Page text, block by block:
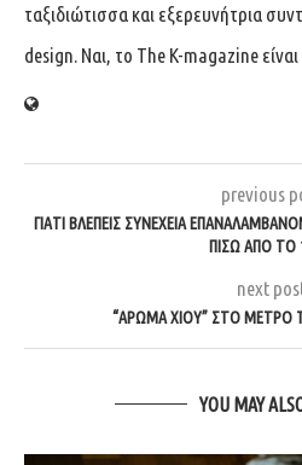
ταξιδιώτισσα και εξερευνήτρια
design. Ναι, το The K-magazine είναι
previous
ΓΙΑΤΊ ΒΛΈΠΕΙΣ ΣΥΝΈΧΕΙΑ
ΠΊΣΩ ΑΠΌ ΤΟ
next
“ΆΡΩΜΑ ΧΊΟΥ” ΣΤΟ ΜΕΤΡΌ
YOU MAY